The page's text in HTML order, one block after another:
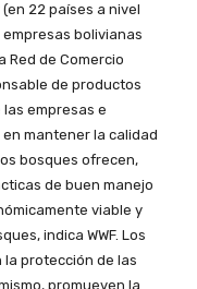
22 países a nivel
bolivianas
de Comercio
de productos
empresas e
mantener la calidad
bosques ofrecen,
de buen manejo
viable y
indica WWF. Los
la protección de las
promueven la